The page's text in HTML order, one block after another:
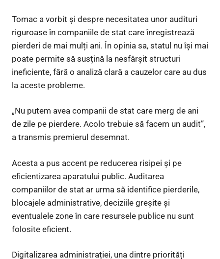
Tomac a vorbit și despre necesitatea unor audituri
riguroase în companiile de stat care înregistrează
pierderi de mai mulți ani. În opinia sa, statul nu își mai
poate permite să susțină la nesfârșit structuri
ineficiente, fără o analiză clară a cauzelor care au dus
la aceste probleme.
„Nu putem avea companii de stat care merg de ani
de zile pe pierdere. Acolo trebuie să facem un audit”,
a transmis premierul desemnat.
Acesta a pus accent pe reducerea risipei și pe
eficientizarea aparatului public. Auditarea
companiilor de stat ar urma să identifice pierderile,
blocajele administrative, deciziile greșite și
eventualele zone în care resursele publice nu sunt
folosite eficient.
Digitalizarea administrației, una dintre priorități